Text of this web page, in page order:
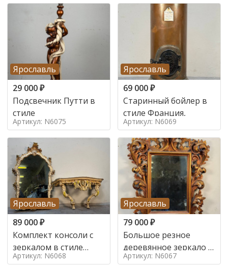
Ярославль
29 000₽
Подсвечник Путти в
стиле
Артикул: N6075
Ярославль
69 000₽
Старинный бойлер в
стиле Франция,
Артикул: N6069
Ярославль
89 000₽
Комплект консоли с
зеркалом в стиле
ренессанс,
Артикул: N6068
Ярославль
79 000₽
Большое резное
деревянное зеркало с
золочением в стиле
Артикул: N6067